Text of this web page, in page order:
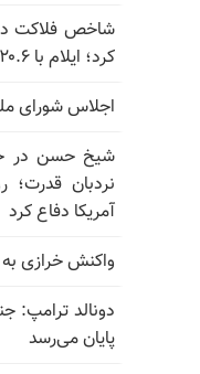
کرد؛ ایلام با ۱۲۰.۶ درصد در صدر
اجلاس شورای
شیخ حسن در
نردبان قدرت؛
آمریکا دفاع کرد
واکنش خرازی
دونالد ترامپ:
پایان می‌رسد